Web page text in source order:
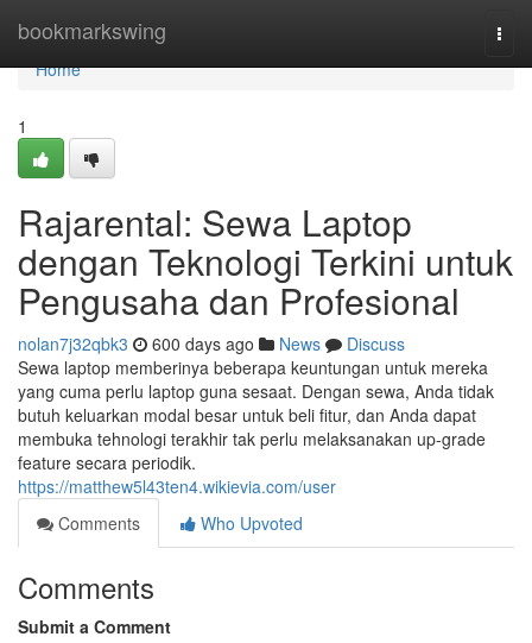
bookmarkswing
Home
Home
1
Rajarental: Sewa Laptop
dengan Teknologi Terkini untuk
Pengusaha dan Profesional
nolan7j32qbk3 600 days ago News
Discuss
Sewa laptop memberinya beberapa keuntungan untuk mereka
yang cuma perlu laptop guna sesaat. Dengan sewa, Anda tidak
butuh keluarkan modal besar untuk beli fitur, dan Anda dapat
membuka tehnologi terakhir tak perlu melaksanakan up-grade
feature secara periodik.
https://matthew5l43ten4.wikievia.com/user
Comments
Who Upvoted
Comments
Submit a Comment